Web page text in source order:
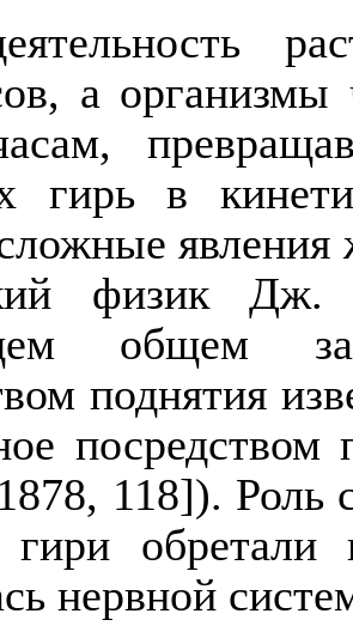
а
гирь в
явления
физик
общем
поднятия
посредством
118]). Роль
обретали
нервной